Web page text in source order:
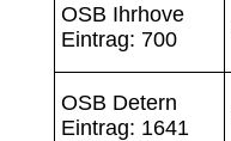
OSB Ihrhove
Eintrag: 700
OSB Detern
Eintrag: 1641